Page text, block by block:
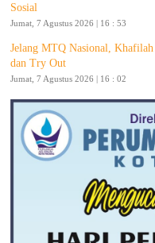
Sosial
Jumat, 7 Agustus 2026 | 16 : 53
Jelang MTQ Nasional,
dan Try Out
Jumat, 7 Agustus 2026 | 16 : 02